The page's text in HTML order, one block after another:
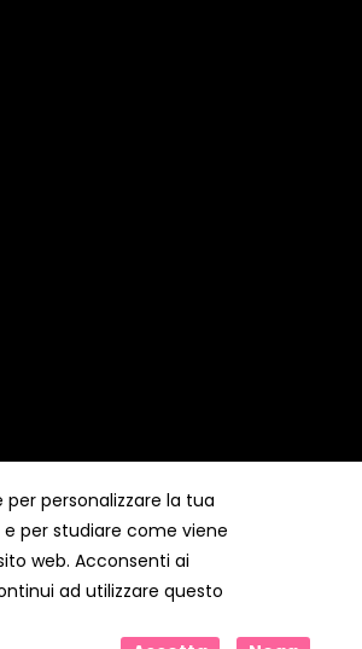
Cloud SolutionbySTUDIO
per personalizzare la tua
per studiare come viene
web. Acconsenti ai
ad utilizzare questo